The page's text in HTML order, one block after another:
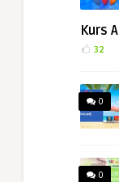
Kurs
32
0
0